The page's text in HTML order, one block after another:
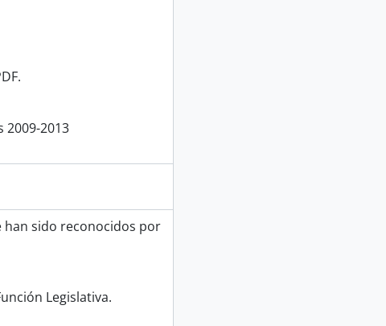
2013
sido reconocidos por
Legislativa.